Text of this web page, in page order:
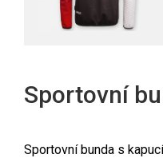
Sportovní
Sportovní bunda s